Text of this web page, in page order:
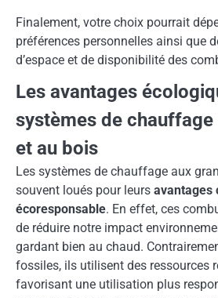
Finalement, votre choix pourrait
préférences personnelles ainsi que
d’espace et de disponibilité des
Les avantages
systèmes de chauffage
et au bois
Les systèmes de chauffage aux
souvent loués pour leurs avantages
écoresponsable. En effet, ces
de réduire notre impact
gardant bien au chaud.
fossiles, ils utilisent des ressources
favorisant une utilisation plus